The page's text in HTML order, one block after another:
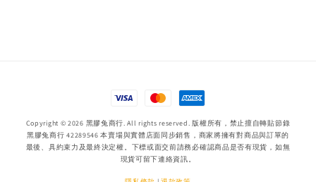
Copyright © 2026 黑膠兔商行. All rights reserved. 版權所有，禁止擅自轉貼節錄
黑膠兔商行 42289546 本賣場與實體店面同步銷售，商家將擁有對商品與訂單的
最後、具約束力及最終決定權。下標或面交前請務必確認商品是否有現貨，如無
現貨可留下連絡資訊。